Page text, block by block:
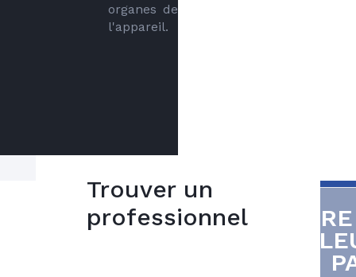
organes de
l'appareil.
L’entretien d’une
PAC Air/Eau
Trouver un
professionnel
5